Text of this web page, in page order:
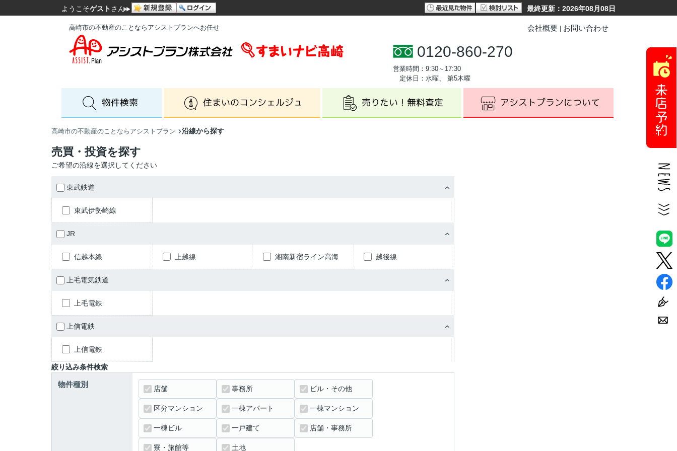
ようこそゲスト さん 最終更新：2026年08月08日
高崎市の不動産のことならアシストプランへお任せ 会社概要 お問い合わせ
0120-860-270
営業時間：9:30～17:30
定休日：水曜、 第5木曜
高崎市の不動産のことならアシストプラン 沿線から探す
売買・投資を探す
ご希望の沿線を選択してください
東武鉄道
東武伊勢崎線
JR
信越本線 上越線 湘南新宿ライン高海 越後線
上毛電気鉄道
上毛電鉄
上信電鉄
上信電鉄
絞り込み条件検索
物件種別 店舗 事務所 ビル・その他
区分マンション 一棟アパート 一棟マンション
一棟ビル 一戸建て 店舗・事務所
寮・旅館等 土地